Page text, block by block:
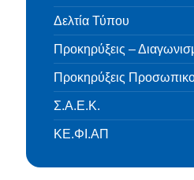
Δελτία Τύπου
Προκηρύξεις –
Προκηρύξεις
Σ.Α.Ε.Κ.
ΚΕ.ΦΙ.ΑΠ